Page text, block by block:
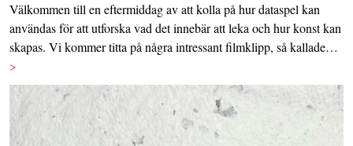
Välkommen till en eftermiddag av att kolla på hur dataspel kan
användas för att utforska vad det innebär att leka och hur konst kan
skapas. Vi kommer titta på några intressant filmklipp, så kallade…
>